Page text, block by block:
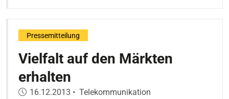
Vielfalt auf den Märkten
erhalten
Veröffentlicht am:
16.12.2013 • Telekommunikation
Pressemitteilung